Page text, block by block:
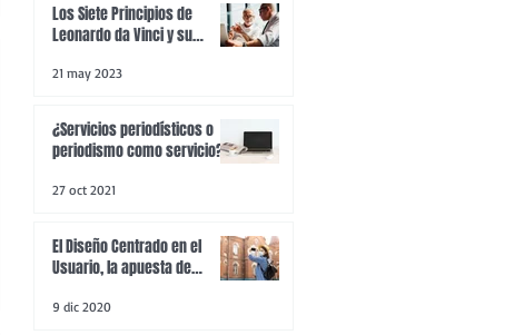
Los Siete Principios de
Leonardo da Vinci y su
comunicación empresarial
21 may 2023
¿Servicios periodísticos o
periodismo como servicio?
27 oct 2021
El Diseño Centrado en el
Usuario, la apuesta de
recuperar el turismo
9 dic 2020